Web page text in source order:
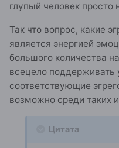
глупый человек просто
Так что вопрос, какие
является энергией
большого количества
всецело поддерживать
соответствующие
возможно среди таких
Цитата